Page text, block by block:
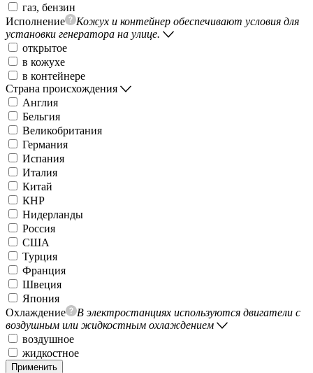
газ, бензин
Исполнение
Кожух и контейнер обеспечивают условия для
установки генератора на улице.
открытое
в кожухе
в контейнере
Страна происхождения
Англия
Бельгия
Великобритания
Германия
Испания
Италия
Китай
КНР
Нидерланды
Россия
США
Турция
Франция
Швеция
Япония
Охлаждение
В электростанциях используются двигатели с
воздушным или жидкостным охлаждением
воздушное
жидкостное
Применить